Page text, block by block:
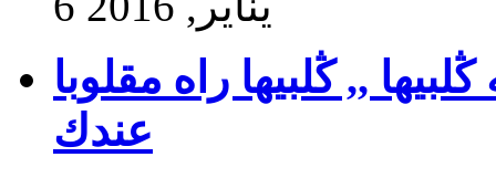
,, ڭلبيها راه مقلوبا
عندك